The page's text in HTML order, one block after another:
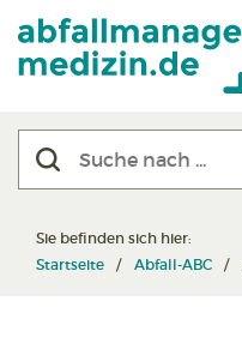
Sie befinden sich hier:
Startseite
Abfall-ABC